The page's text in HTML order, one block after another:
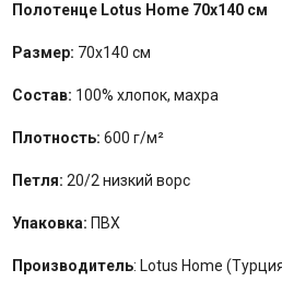
Полотенце Lotus Home 70х140 см
Размер: 70х140 см
Состав: 100% хлопок, махра
Плотность: 600 г/м²
Петля: 20/2 низкий ворс
Упаковка: ПВХ
Производитель: Lotus Home